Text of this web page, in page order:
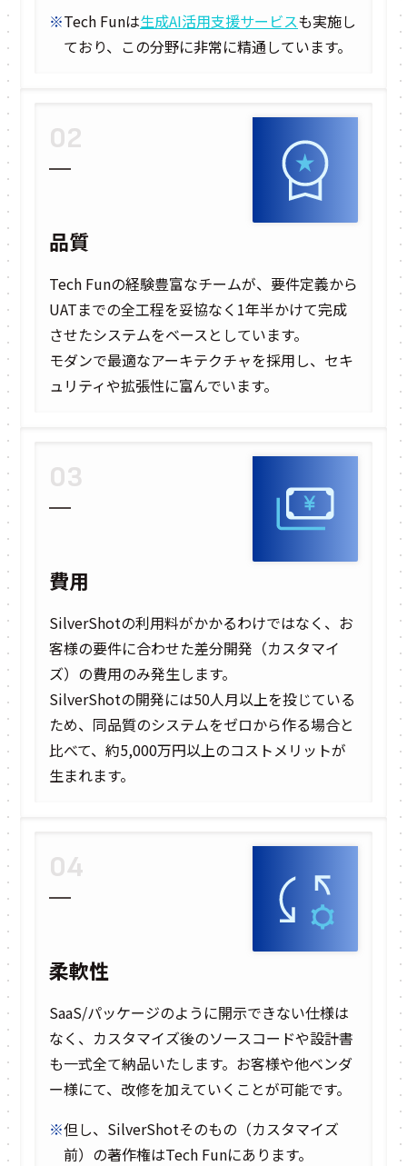
※Tech Funは生成AI活用支援サービスも実施し
ており、この分野に非常に精通しています。
02
品質
Tech Funの経験豊富なチームが、要件定義から
UATまでの全工程を妥協なく1年半かけて完成
させたシステムをベースとしています。
モダンで最適なアーキテクチャを採用し、セキ
ュリティや拡張性に富んでいます。
03
費用
SilverShotの利用料がかかるわけではなく、お
客様の要件に合わせた差分開発（カスタマイ
ズ）の費用のみ発生します。
SilverShotの開発には50人月以上を投じている
ため、同品質のシステムをゼロから作る場合と
比べて、約5,000万円以上のコストメリットが
生まれます。
04
柔軟性
SaaS/パッケージのように開示できない仕様は
なく、カスタマイズ後のソースコードや設計書
も一式全て納品いたします。お客様や他ベンダ
ー様にて、改修を加えていくことが可能です。
※但し、SilverShotそのもの（カスタマイズ
前）の著作権はTech Funにあります。